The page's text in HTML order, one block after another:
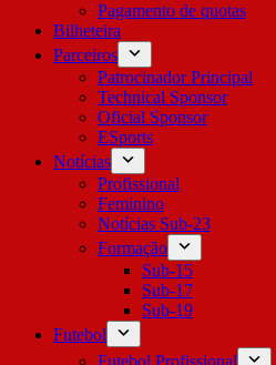
Pagamento de quotas
Bilheteira
Parceiros
Patrocinador Principal
Technical Sponsor
Oficial Sponsor
ESports
Notícias
Profissional
Feminino
Notícias Sub-23
Formação
Sub-15
Sub-17
Sub-19
Futebol
Futebol Profissional